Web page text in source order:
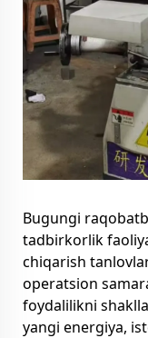
Bugungi
tadbirkorlik
chiqarish
operatsion
foydalilikni
yangi energiya,